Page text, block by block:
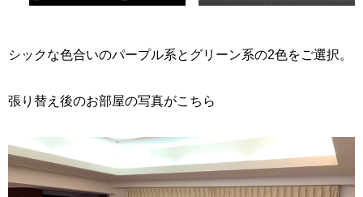
シックな色合いのパープル系とグリーン系の2色をご選択。
張り替え後のお部屋の写真がこちら